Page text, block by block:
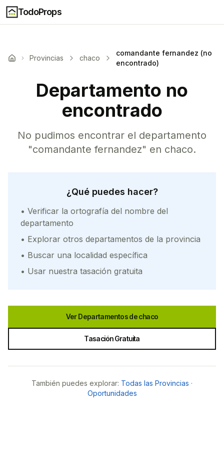
TodoProps
Provincias chaco
comandante fernandez (no
encontrado)
Departamento no
encontrado
No pudimos encontrar el departamento
"comandante fernandez" en chaco.
¿Qué puedes hacer?
• Verificar la ortografía del nombre del
departamento
• Explorar otros departamentos de la provincia
• Buscar una localidad específica
• Usar nuestra tasación gratuita
Ver Departamentos dechaco
Tasación Gratuita
También puedes explorar: Todas las Provincias ·
Oportunidades